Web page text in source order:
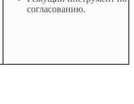
согласованию.